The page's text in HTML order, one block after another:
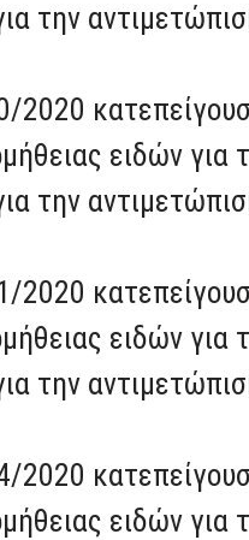
την
2020
ειδών για
την
2020
ειδών για
την
2020
ειδών για